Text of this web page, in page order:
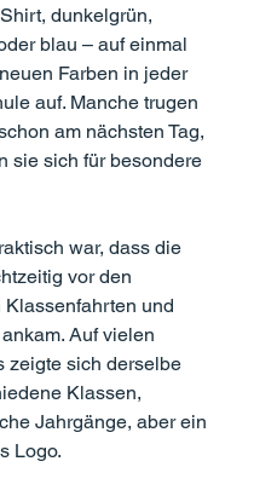
dunkelgrün,
blau – auf einmal
Farben in jeder
auf. Manche trugen
am nächsten Tag,
sie sich für besondere
war, dass die
vor den
und
Auf vielen
zeigte sich derselbe
Klassen,
Jahrgänge, aber ein
Logo.